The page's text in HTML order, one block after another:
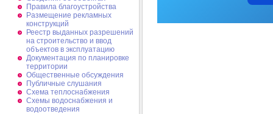
Правила благоустройства
Размещение рекламных
конструкций
Реестр выданных разрешений
на строительство и ввод
объектов в эксплуатацию
Документация по планировке
территории
Общественные обсуждения
Публичные слушания
Схема теплоснабжения
Схемы водоснабжения и
водоотведения